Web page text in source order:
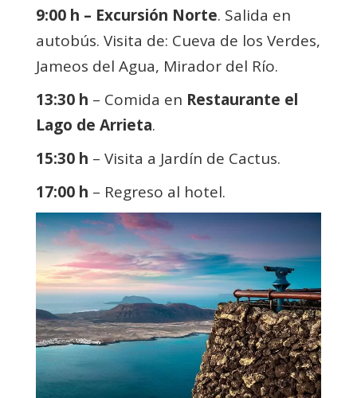
9:00 h – Excursión Norte. Salida en
autobús. Visita de: Cueva de los Verdes,
Jameos del Agua, Mirador del Río.
13:30 h – Comida en Restaurante el
Lago de Arrieta.
15:30 h – Visita a Jardín de Cactus.
17:00 h – Regreso al hotel.